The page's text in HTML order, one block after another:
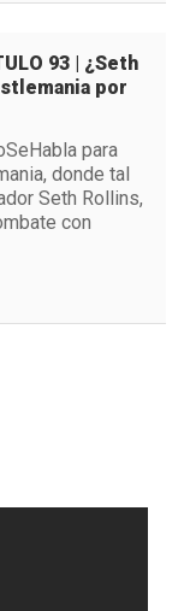
93 | ¿Seth
por
para
donde tal
Seth Rollins,
con